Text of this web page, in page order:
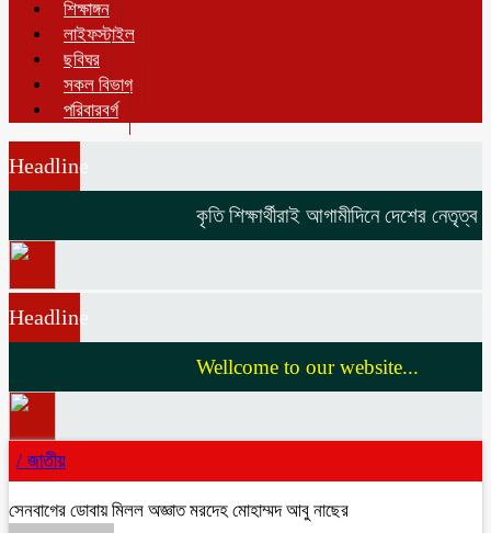
শিক্ষাঙ্গন
লাইফস্টাইল
ছবিঘর
সকল বিভাগ
পরিবারবর্গ
Headline
কৃতি শিক্ষার্থীরাই আগামীদিনে দেশের নেতৃত্ব
Headline
Wellcome to our website...
/ জাতীয়
সেনবাগের ডোবায় মিলল অজ্ঞাত মরদেহ মোহাম্মদ আবু নাছের